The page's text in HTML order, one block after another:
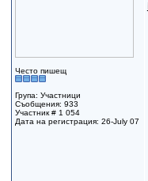
Често пишещ
Група: Участници
Съобщения: 933
Участник # 1 054
Дата на регистрация: 26-July 07